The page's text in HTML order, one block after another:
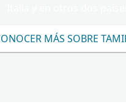
MÁS SOBRE